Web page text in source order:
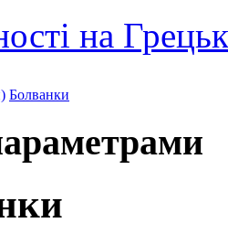
на
Болванки